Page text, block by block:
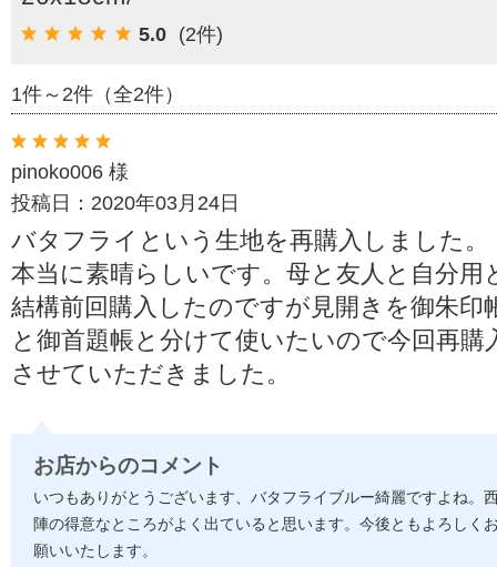
5.0 (2件)
1件～2件（全2件）
pinoko006 様
投稿日：2020年03月24日
バタフライという生地を再購入しました。
本当に素晴らしいです。母と友人と自分用
結構前回購入したのですが見開きを御朱印
と御首題帳と分けて使いたいので今回再購
させていただきました。
お店からのコメント
いつもありがとうございます、バタフライブルー綺麗ですよね。
陣の得意なところがよく出ていると思います。今後ともよろしく
願いいたします。